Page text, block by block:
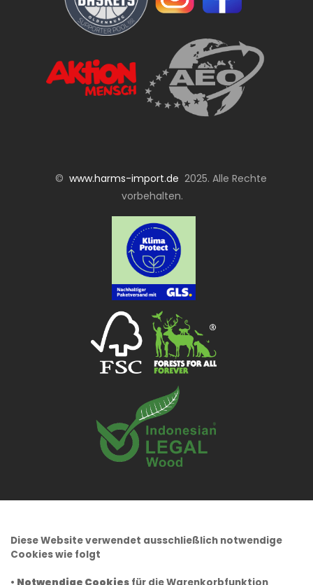
© www.harms-import.de 2025. Alle Rechte
vorbehalten.
Diese Website verwendet ausschließlich notwendige
Cookies wie folgt